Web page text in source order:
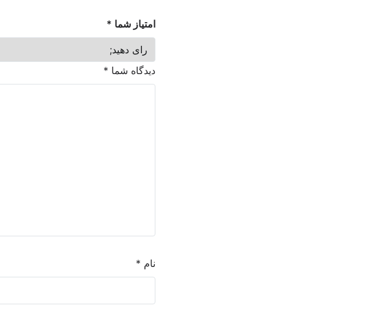
امتیاز شما *
دیدگاه شما *
نام *